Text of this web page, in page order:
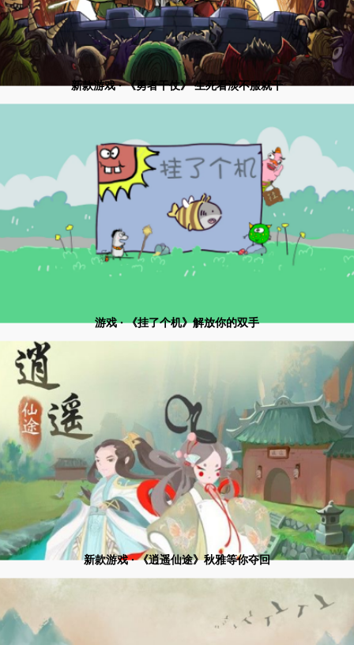
新款游戏 · 《勇者干仗》 生死看淡不服就干
游戏 · 《挂了个机》解放你的双手
新款游戏 · 《逍遥仙途》秋雅等你夺回